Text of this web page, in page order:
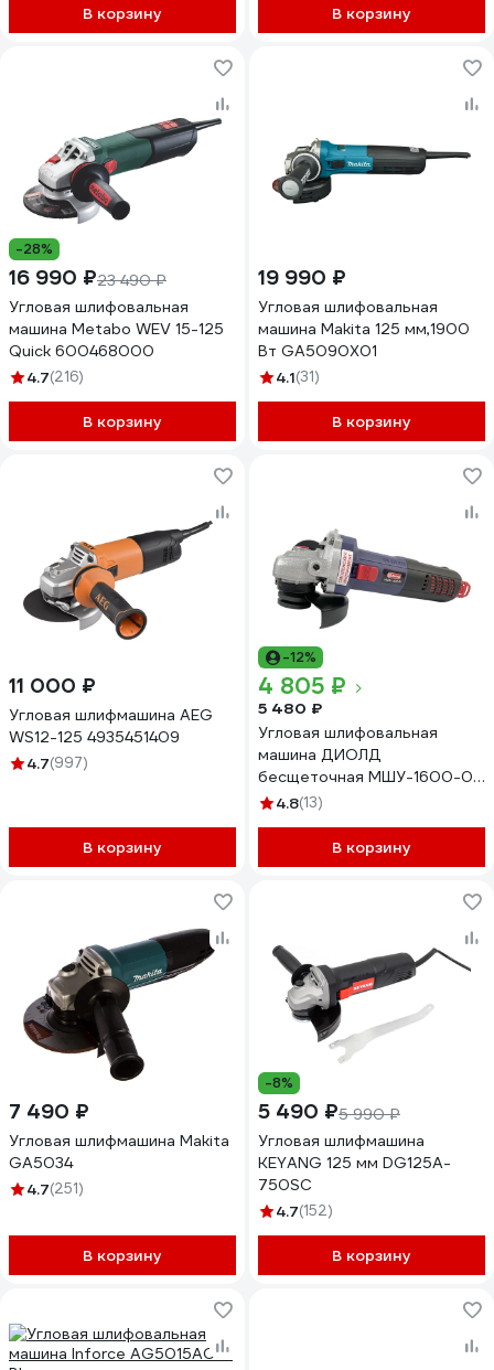
В корзину В корзину
-28%
16 990 ₽23 490 ₽
Угловая шлифовальная
машина Metabo WEV 15-125
Quick 600468000
4.7(216)
В корзину
19 990 ₽
Угловая шлифовальная
машина Makita 125 мм,1900
Вт GA5090X01
4.1(31)
В корзину
11 000 ₽
Угловая шлифмашина AEG
WS12-125 4935451409
4.7(997)
В корзину
-12%
4 805 ₽
5 480 ₽
Угловая шлифовальная
машина ДИОЛД
бесщеточная МШУ-1600-01
с регулировкой, 125мм, 1600
4.8(13)
В корзину
7 490 ₽
Угловая шлифмашина Makita
GA5034
4.7(251)
В корзину
-8%
5 490 ₽5 990 ₽
Угловая шлифмашина
KEYANG 125 мм DG125A-
750SC
4.7(152)
В корзину